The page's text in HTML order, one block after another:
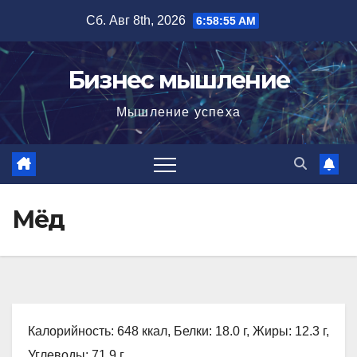
содержимому
Сб. Авг 8th, 2026 6:58:57 AM
Бизнес мышление
Мышление успеха
Мёд
Калорийность: 648 ккал, Белки: 18.0 г, Жиры: 12.3 г,